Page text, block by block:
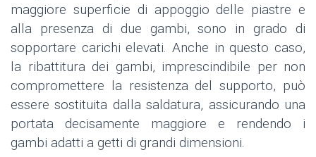
maggiore superficie di appoggio delle piastre e
alla presenza di due gambi, sono in grado di
sopportare carichi elevati. Anche in questo caso,
la ribattitura dei gambi, imprescindibile per non
compromettere la resistenza del supporto, può
essere sostituita dalla saldatura, assicurando una
portata decisamente maggiore e rendendo i
gambi adatti a getti di grandi dimensioni.